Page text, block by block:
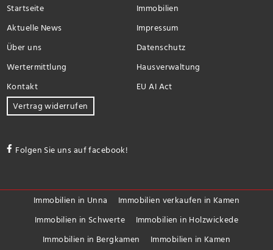
Startseite
Immobilien
Aktuelle News
Impressum
Über uns
Datenschutz
Wertermittlung
Hausverwaltung
Kontakt
EU AI Act
Vertrag widerrufen
Folgen Sie uns auf facebook!
Immobilien in Unna
Immobilien verkaufen in Kamen
Immobilien in Schwerte
Immobilien in Holzwickede
Immobilien in Bergkamen
Immobilien in Kamen